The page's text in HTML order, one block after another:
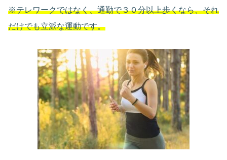
※テレワークではなく、通勤で３０分以上歩くなら、それ
だけでも立派な運動です。